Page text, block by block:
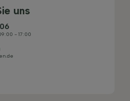
uns
- 17:00